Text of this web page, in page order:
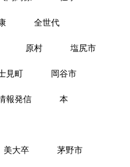
全世代
原村 塩尻市
見町 岡谷市
報発信 本
美大卒 茅野市